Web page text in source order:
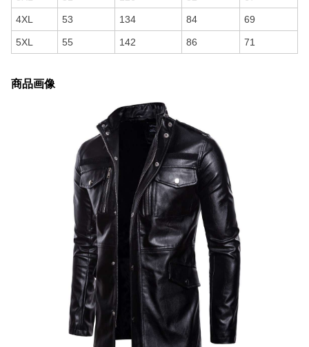
4XL 53 134 84 69
5XL 55 142 86 71
商品画像